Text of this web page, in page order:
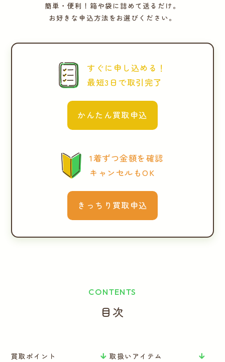
簡単・便利！箱や袋に詰めて送るだけ。
お好きな申込方法をお選びください。
すぐに申し込める！
最短3日で取引完了
かんたん買取申込
1着ずつ金額を確認
キャンセルもOK
きっちり買取申込
CONTENTS
目次
買取ポイント
取扱いアイテム